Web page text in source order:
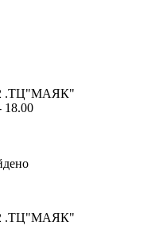
2 .ТЦ"МАЯК"
18.00
2 .ТЦ"МАЯК"